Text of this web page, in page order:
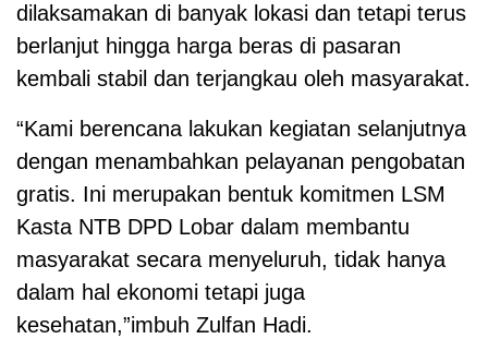
dilaksamakan di banyak lokasi dan tetapi terus
berlanjut hingga harga beras di pasaran
kembali stabil dan terjangkau oleh masyarakat.
“Kami berencana lakukan kegiatan selanjutnya
dengan menambahkan pelayanan pengobatan
gratis. Ini merupakan bentuk komitmen LSM
Kasta NTB DPD Lobar dalam membantu
masyarakat secara menyeluruh, tidak hanya
dalam hal ekonomi tetapi juga
kesehatan,”imbuh Zulfan Hadi.